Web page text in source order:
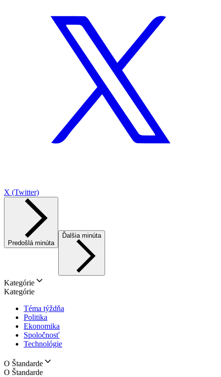
X (Twitter)
Predošlá minúta
Ďalšia minúta
Kategórie
Kategórie
Téma týždňa
Politika
Ekonomika
Spoločnosť
Technológie
O Štandarde
O Štandarde